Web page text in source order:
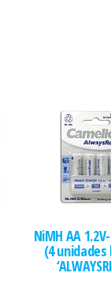
NiMH AA
(4